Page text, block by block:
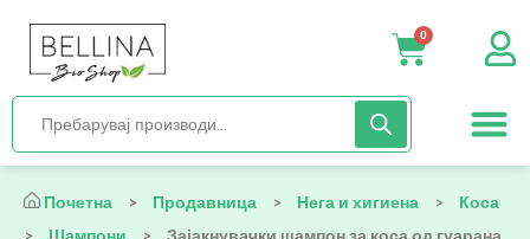
0
Почетна > Продавница > Нега и хигиена >
Коса
>
Шампони >
Зајакнувачки шампон за коса од гуарана